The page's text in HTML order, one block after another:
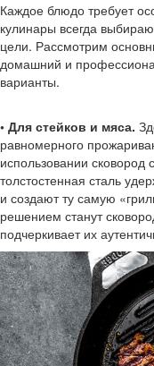
Каждое блюдо требует
кулинары всегда
цели. Рассмотрим
домашний и
варианты.
• Для стейков и мяса.
равномерного
использовании сковород
толстостенная сталь
и создают ту самую
решением станут
подчеркивает их